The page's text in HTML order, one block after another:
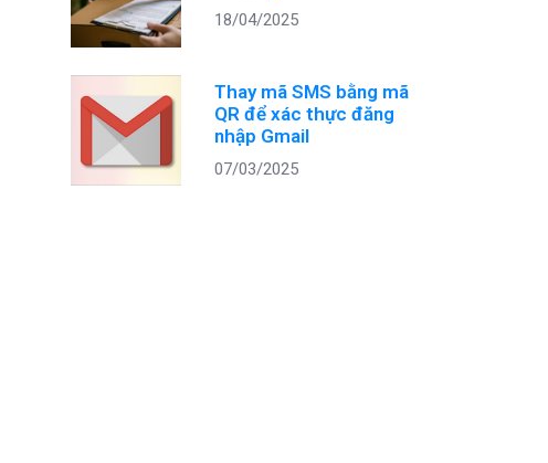
18/04/2025
Thay mã SMS bằng mã
QR để xác thực đăng
nhập Gmail
07/03/2025